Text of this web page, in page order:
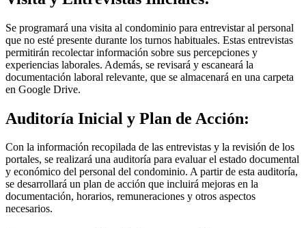
Se programará una visita al condominio para entrevistar al personal
que no esté presente durante los turnos habituales. Estas entrevistas
permitirán recolectar información sobre sus percepciones y
experiencias laborales. Además, se revisará y escaneará la
documentación laboral relevante, que se almacenará en una carpeta
en Google Drive.
Auditoría Inicial y Plan de Acción:
Con la información recopilada de las entrevistas y la revisión de los
portales, se realizará una auditoría para evaluar el estado documental
y económico del personal del condominio. A partir de esta auditoría,
se desarrollará un plan de acción que incluirá mejoras en la
documentación, horarios, remuneraciones y otros aspectos
necesarios.